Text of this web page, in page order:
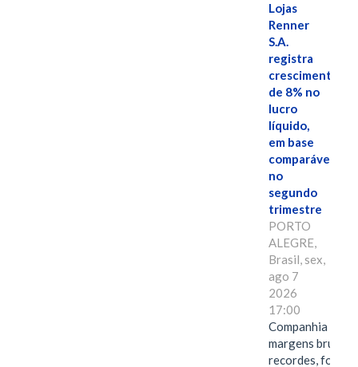
Lojas
Renner
S.A.
registra
crescimento
de 8% no
lucro
líquido,
em base
comparável,
no
segundo
trimestre
PORTO
ALEGRE,
Brasil, sex,
ago 7
2026
17:00
Companhia
margens brutas
recordes,